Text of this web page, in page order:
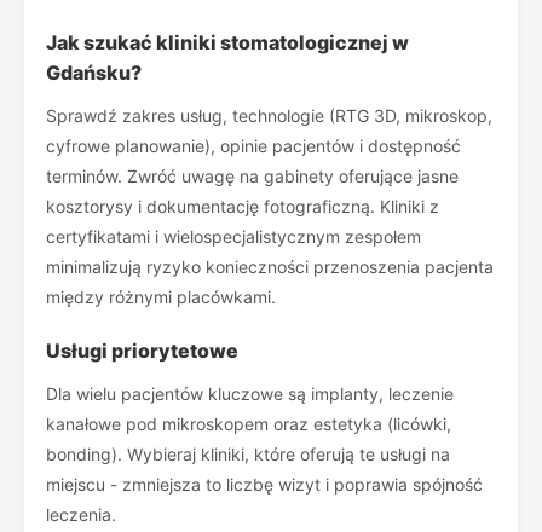
Jak szukać kliniki stomatologicznej w
Gdańsku?
Sprawdź zakres usług, technologie (RTG 3D, mikroskop,
cyfrowe planowanie), opinie pacjentów i dostępność
terminów. Zwróć uwagę na gabinety oferujące jasne
kosztorysy i dokumentację fotograficzną. Kliniki z
certyfikatami i wielospecjalistycznym zespołem
minimalizują ryzyko konieczności przenoszenia pacjenta
między różnymi placówkami.
Usługi priorytetowe
Dla wielu pacjentów kluczowe są implanty, leczenie
kanałowe pod mikroskopem oraz estetyka (licówki,
bonding). Wybieraj kliniki, które oferują te usługi na
miejscu - zmniejsza to liczbę wizyt i poprawia spójność
leczenia.